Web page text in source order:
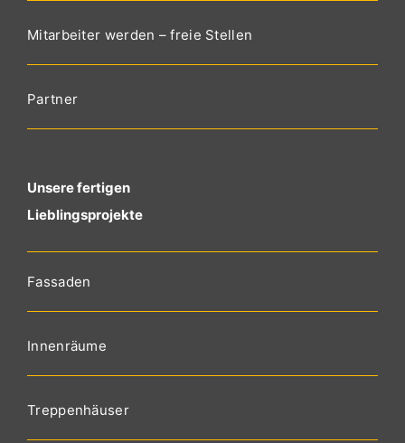
Mitarbeiter werden – freie Stellen
Partner
Unsere fertigen
Lieblingsprojekte
Fassaden
Innenräume
Treppenhäuser